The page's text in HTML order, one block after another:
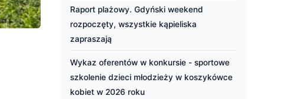
Raport plażowy. Gdyński weekend
rozpoczęty, wszystkie kąpieliska
zapraszają
Wykaz oferentów w konkursie - sportowe
szkolenie dzieci młodzieży w koszykówce
kobiet w 2026 roku